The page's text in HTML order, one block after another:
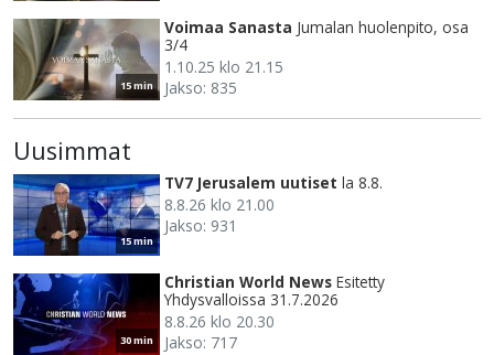
15 min
Voimaa Sanasta Jumalan huolenpito, osa
3/4
1.10.25 klo 21.15
Jakso: 835
Uusimmat
15 min
TV7 Jerusalem uutiset la 8.8.
8.8.26 klo 21.00
Jakso: 931
30 min
Christian World News Esitetty
Yhdysvalloissa 31.7.2026
8.8.26 klo 20.30
Jakso: 717